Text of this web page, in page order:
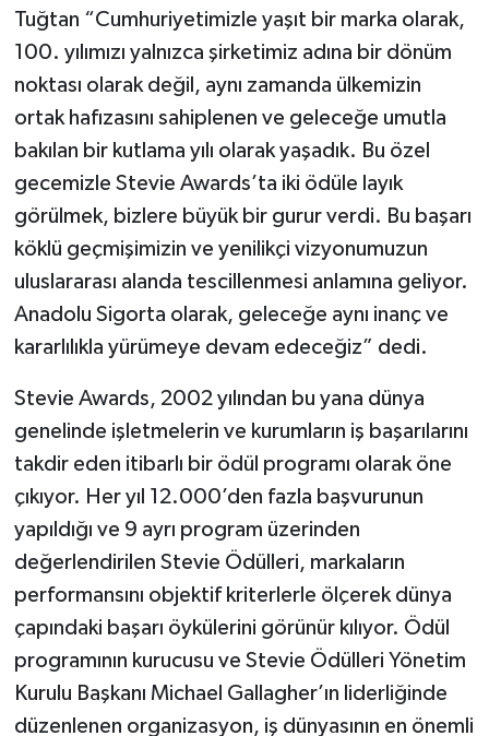
Tuğtan “Cumhuriyetimizle yaşıt bir marka olarak,
100. yılımızı yalnızca şirketimiz adına bir dönüm
noktası olarak değil, aynı zamanda ülkemizin
ortak hafızasını sahiplenen ve geleceğe umutla
bakılan bir kutlama yılı olarak yaşadık. Bu özel
gecemizle Stevie Awards’ta iki ödüle layık
görülmek, bizlere büyük bir gurur verdi. Bu başarı
köklü geçmişimizin ve yenilikçi vizyonumuzun
uluslararası alanda tescillenmesi anlamına geliyor.
Anadolu Sigorta olarak, geleceğe aynı inanç ve
kararlılıkla yürümeye devam edeceğiz” dedi.
Stevie Awards, 2002 yılından bu yana dünya
genelinde işletmelerin ve kurumların iş başarılarını
takdir eden itibarlı bir ödül programı olarak öne
çıkıyor. Her yıl 12.000’den fazla başvurunun
yapıldığı ve 9 ayrı program üzerinden
değerlendirilen Stevie Ödülleri, markaların
performansını objektif kriterlerle ölçerek dünya
çapındaki başarı öykülerini görünür kılıyor. Ödül
programının kurucusu ve Stevie Ödülleri Yönetim
Kurulu Başkanı Michael Gallagher’ın liderliğinde
düzenlenen organizasyon, iş dünyasının en önemli